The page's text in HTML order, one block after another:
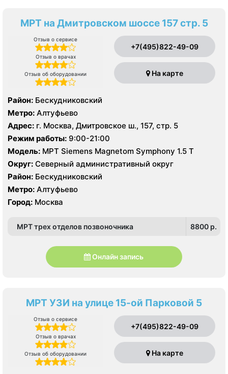
МРТ на Дмитровском шоссе 157 стр. 5
Отзыв о сервисе
Отзыв о врачах
Отзыв об оборудовании
+7(495)822-49-09
На карте
Район: Бескудниковский
Метро: Алтуфьево
Адрес: г. Москва, Дмитровское ш., 157, стр. 5
Режим работы: 9:00-21:00
Модель:
МРТ Siemens Magnetom Symphony 1.5 Т
Округ: Северный административный округ
Район: Бескудниковский
Метро: Алтуфьево
Город: Москва
МРТ трех отделов позвоночника 8800 p.
Онлайн запись
МРТ УЗИ на улице 15-ой Парковой 5
Отзыв о сервисе
Отзыв о врачах
Отзыв об оборудовании
+7(495)822-49-09
На карте